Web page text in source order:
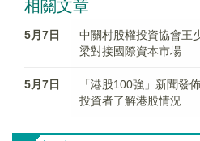
相關文章
5月7日
中關村股權投資協會王
梁對接國際資本市場
5月7日
「港股100強」新聞發
投資者了解港股情況